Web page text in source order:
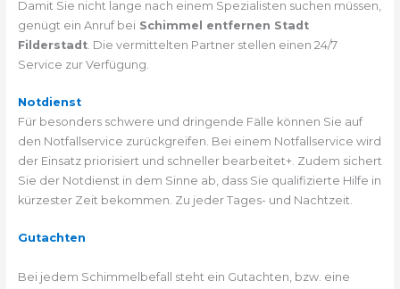
Damit Sie nicht lange nach einem Spezialisten suchen müssen,
genügt ein Anruf bei Schimmel entfernen Stadt
Filderstadt. Die vermittelten Partner stellen einen 24/7
Service zur Verfügung.
Notdienst
Für besonders schwere und dringende Fälle können Sie auf
den Notfallservice zurückgreifen. Bei einem Notfallservice wird
der Einsatz priorisiert und schneller bearbeitet+. Zudem sichert
Sie der Notdienst in dem Sinne ab, dass Sie qualifizierte Hilfe in
kürzester Zeit bekommen. Zu jeder Tages- und Nachtzeit.
Gutachten
Bei jedem Schimmelbefall steht ein Gutachten, bzw. eine